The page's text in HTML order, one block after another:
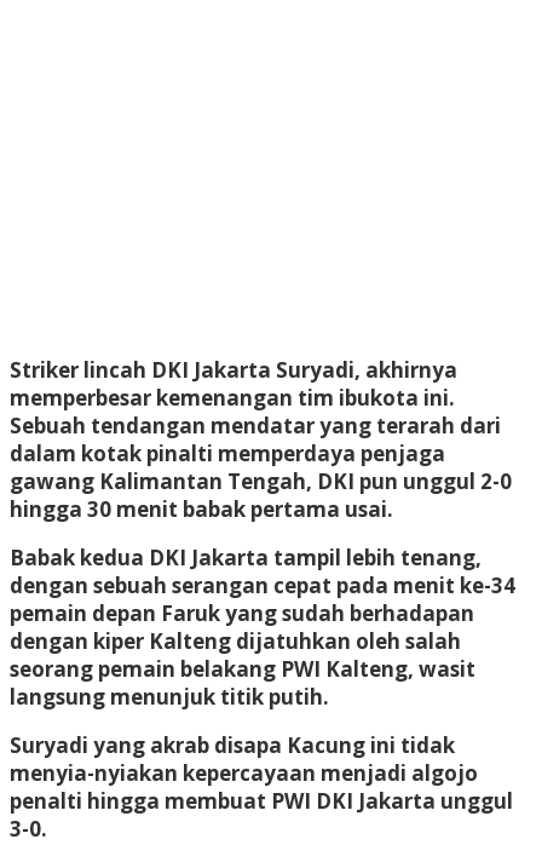
Striker lincah DKI Jakarta Suryadi, akhirnya
memperbesar kemenangan tim ibukota ini.
Sebuah tendangan mendatar yang terarah dari
dalam kotak pinalti memperdaya penjaga
gawang Kalimantan Tengah, DKI pun unggul 2-0
hingga 30 menit babak pertama usai.
Babak kedua DKI Jakarta tampil lebih tenang,
dengan sebuah serangan cepat pada menit ke-34
pemain depan Faruk yang sudah berhadapan
dengan kiper Kalteng dijatuhkan oleh salah
seorang pemain belakang PWI Kalteng, wasit
langsung menunjuk titik putih.
Suryadi yang akrab disapa Kacung ini tidak
menyia-nyiakan kepercayaan menjadi algojo
penalti hingga membuat PWI DKI Jakarta unggul
3-0.